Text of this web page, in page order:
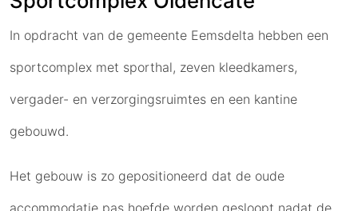
In opdracht van de gemeente Eemsdelta hebben een
sportcomplex met sporthal, zeven kleedkamers,
vergader- en verzorgingsruimtes en een kantine
gebouwd.
Het gebouw is zo gepositioneerd dat de oude
accommodatie pas hoefde worden gesloopt nadat de